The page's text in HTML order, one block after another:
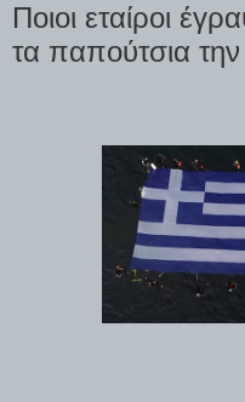
Ποιοι εταίροι
τα παπούτσια την